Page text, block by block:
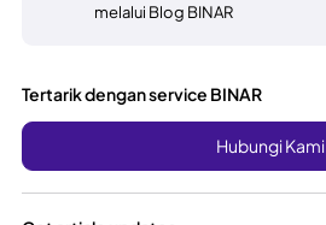
melalui Blog BINAR
Tertarik dengan service BINAR
Hubungi Kami